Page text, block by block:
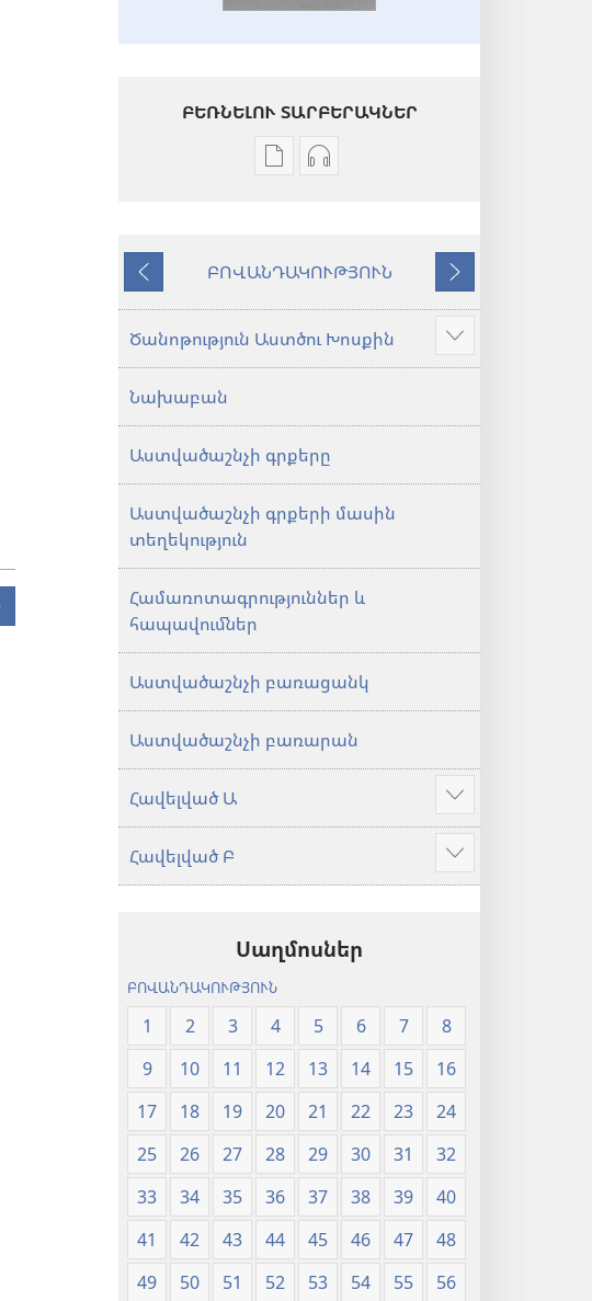
ԲԵՌՆԵԼՈՒ ՏԱՐԲԵՐԱԿՆԵՐ
Թվային
Աստվածաշունչ.
աշխարհ»
թարգմանություն
Աուդիոձայնագրությունները
Աստվածաշունչ.
«Նոր
թարգմանություն
(2024)
Նախորդ
ԲՈՎԱՆԴԱԿՈՒԹՅՈՒՆ
Հաջորդ
Ծանոթություն Աստծու Խոսքին
Ցույց
տալ
Նախաբան
Աստվածաշնչի գրքերը
Աստվածաշնչի գրքերի մասին
տեղեկություն
Համառոտագրություններ և
հապավումներ
Աստվածաշնչի բառացանկ
Աստվածաշնչի բառարան
Հավելված Ա
Ցույց
տալ
ավելին
Հավելված Բ
Ցույց
տալ
Սաղմոսներ
ԲՈՎԱՆԴԱԿՈՒԹՅՈՒՆ
1 2 3 4 5 6 7
8
9
10 11 12 13 14 15
16
17
18 19 20 21 22 23
24
25
26 27 28 29 30 31
32
33
34 35 36 37 38 39
40
41
42 43 44 45 46 47
48
49
50 51 52 53 54 55
56